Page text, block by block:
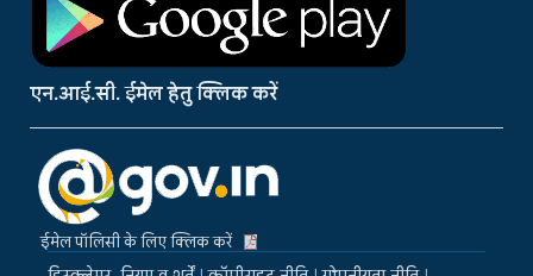
एन.आई.सी. ईमेल हेतु क्लिक करें
ईमेल पॉलिसी के लिए क्लिक करें